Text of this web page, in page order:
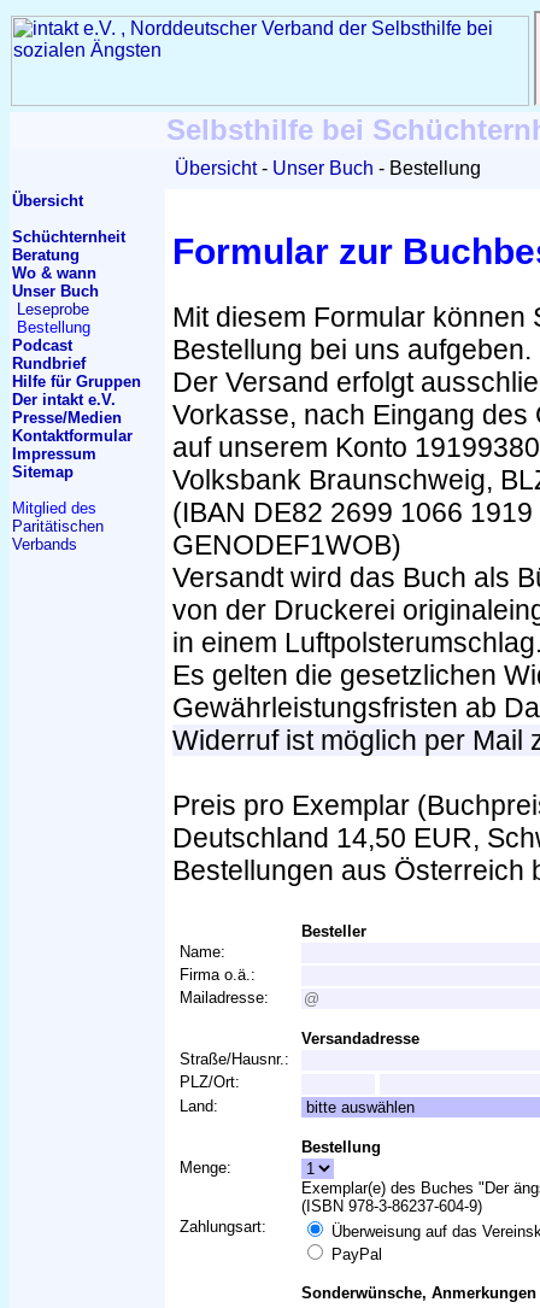
Selbsthilfe bei
Übersicht Unser Buch Bestellung
Übersicht
Schüchternheit
Beratung
Wo & wann
Unser Buch
Leseprobe
Bestellung
Podcast
Rundbrief
Hilfe für Gruppen
Der intakt e.V.
Presse/Medien
Kontaktformular
Impressum
Sitemap
Mitglied des
Paritätischen
Verbands
Formular zur
Mit diesem Formular können
Bestellung bei uns aufgeben.
Der Versand erfolgt
Vorkasse, nach Eingang des
auf unserem Konto
Volksbank Braunschweig,
(IBAN DE82 2699 1066
GENODEF1WOB)
Versandt wird das Buch als
von der Druckerei
in einem
Es gelten die gesetzlichen
Gewährleistungsfristen ab
Widerruf ist möglich per Mail
Preis pro Exemplar
Deutschland 14,50 EUR,
Bestellungen aus
Besteller
Name:
Firma o.ä.:
Mailadresse:
Versandadresse
Straße/Hausnr.:
PLZ/Ort:
Land:
Bestellung
Menge:
Exemplar(e) des Buches "Der
(ISBN 978-3-86237-604-9)
Zahlungsart:
Überweisung auf das
PayPal
Sonderwünsche, Anmerkungen